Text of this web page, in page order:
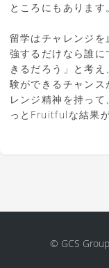
ところにもあります
留学はチャレンジ
強するだけなら誰
きるだろう」と考
験ができるチャン
レンジ精神を持っ
っとFruitfulな結果
© GCS